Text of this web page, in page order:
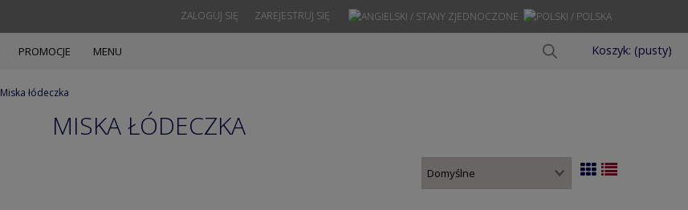
ZAREJESTRUJ SIĘ
ZALOGUJ SIĘ
Koszyk: (pusty)
PROMOCJE MENU
Miska łódeczka
MISKA ŁÓDECZKA